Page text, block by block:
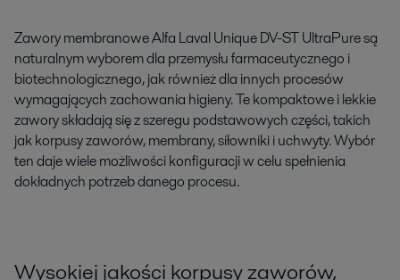
Zawory membranowe Alfa Laval Unique DV-ST UltraPure są
naturalnym wyborem dla przemysłu farmaceutycznego i
biotechnologicznego, jak również dla innych procesów
wymagających zachowania higieny. Te kompaktowe i lekkie
zawory składają się z szeregu podstawowych części, takich
jak korpusy zaworów, membrany, siłowniki i uchwyty. Wybór
ten daje wiele możliwości konfiguracji w celu spełnienia
dokładnych potrzeb danego procesu.
Wysokiej jakości korpusy zaworów,